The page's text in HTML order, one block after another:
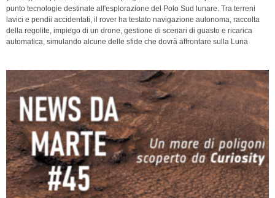
punto tecnologie destinate all'esplorazione del Polo Sud lunare. Tra terreni
lavici e pendii accidentati, il rover ha testato navigazione autonoma, raccolta
della regolite, impiego di un drone, gestione di scenari di guasto e ricarica
automatica, simulando alcune delle sfide che dovrà affrontare sulla Luna